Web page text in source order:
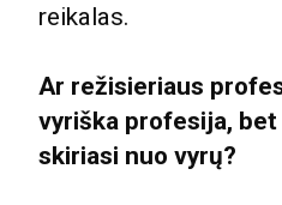
reikalas.
Ar režisieriaus
vyriška profesija,
skiriasi nuo vyrų?